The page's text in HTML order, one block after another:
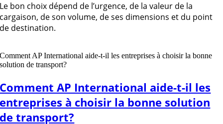
Le bon choix dépend de l’urgence, de la valeur de la
cargaison, de son volume, de ses dimensions et du point
de destination.
Comment AP International aide-t-il les entreprises à choisir la bonne
solution de transport?
Comment AP International aide-t-il les
entreprises à choisir la bonne solution
de transport?